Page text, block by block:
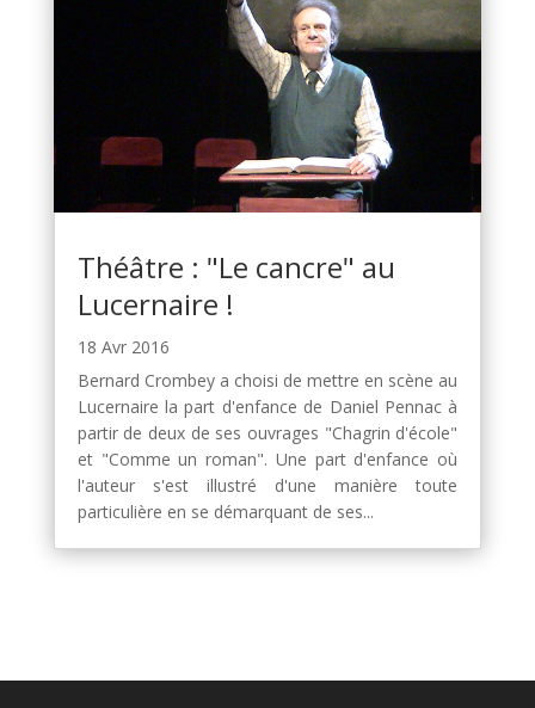
Théâtre : "Le cancre" au
Lucernaire !
18 Avr 2016
Bernard Crombey a choisi de mettre en scène au
Lucernaire la part d'enfance de Daniel Pennac à
partir de deux de ses ouvrages "Chagrin d'école"
et "Comme un roman". Une part d'enfance où
l'auteur s'est illustré d'une manière toute
particulière en se démarquant de ses...